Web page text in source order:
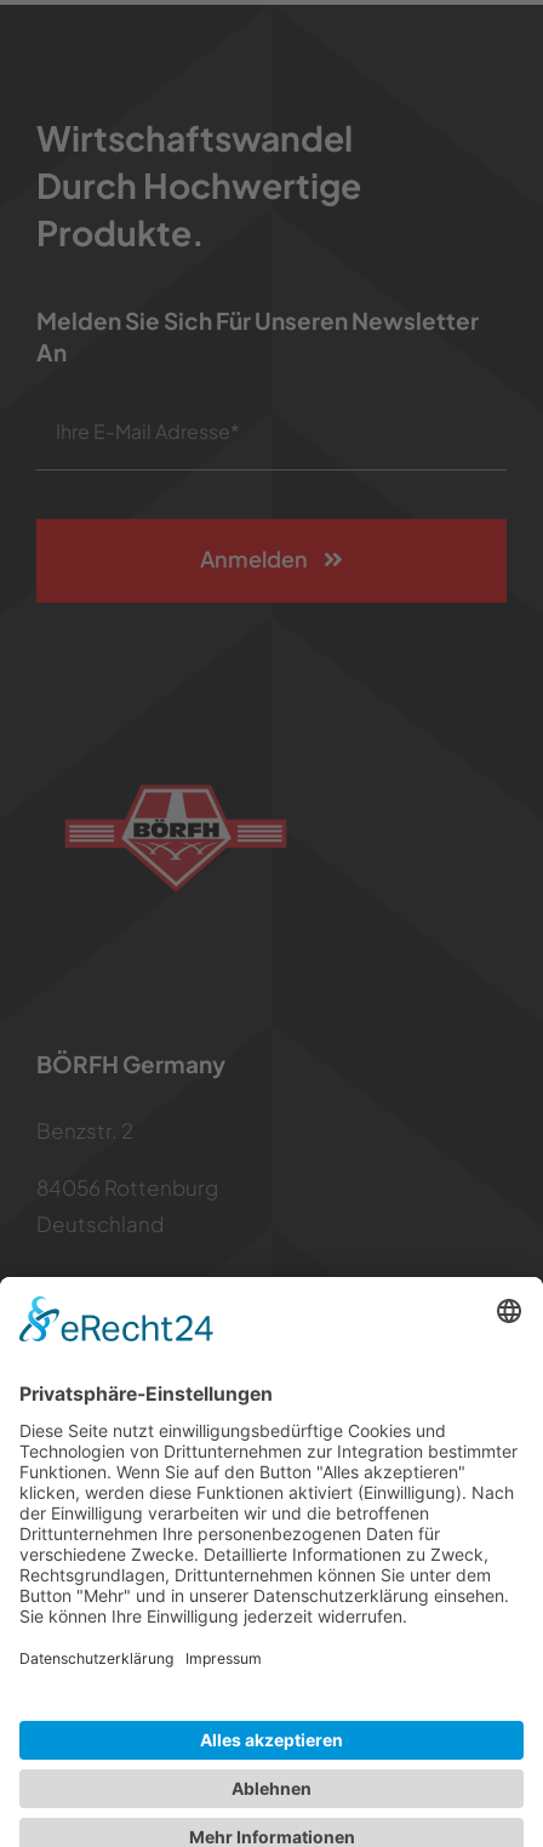
Wirtschaftswandel
Durch Hochwertige
Produkte.
Melden Sie Sich Für Unseren Newsletter
An
Anmelden
BÖRFH Germany
Benzstr. 2
84056 Rottenburg
Deutschland
Kontakt
Mail: info [at] borfh.de
Rechtliches
Impressum
Datenschutz
© 2026BÖRFH Germany ist ein Teil der